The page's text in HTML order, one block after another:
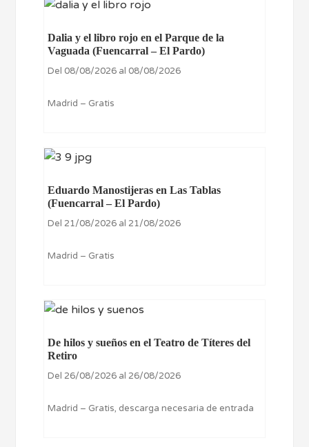
Dalia y el libro rojo en el Parque de la
Vaguada (Fuencarral – El Pardo)
Del 08/08/2026 al 08/08/2026
Madrid – Gratis
Eduardo Manostijeras en Las Tablas
(Fuencarral – El Pardo)
Del 21/08/2026 al 21/08/2026
Madrid – Gratis
De hilos y sueños en el Teatro de Títeres del
Retiro
Del 26/08/2026 al 26/08/2026
Madrid – Gratis, descarga necesaria de entrada